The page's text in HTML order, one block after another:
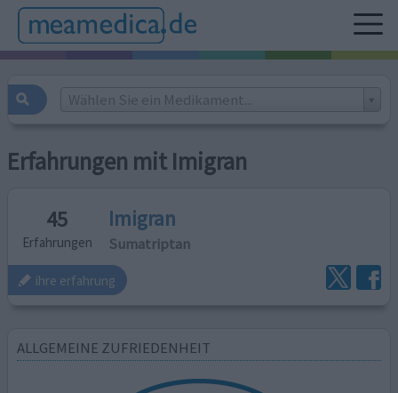
Wählen Sie ein Medikament...
Erfahrungen mit Imigran
45
Erfahrungen
Imigran
Sumatriptan
ihre erfahrung
ALLGEMEINE ZUFRIEDENHEIT